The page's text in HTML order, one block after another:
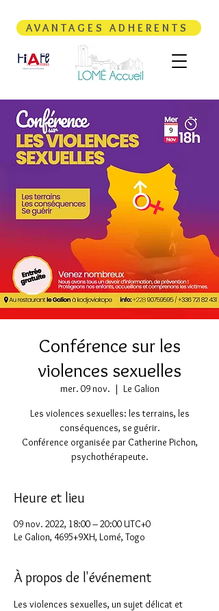
AVANTAGES ADHERENTS
Conférence sur les
violences sexuelles
mer. 09 nov.
  |
Le Galion
Les violences sexuelles: les terrains, les
conséquences, se guérir.
Conférence organisée par Catherine Pichon,
psychothérapeute.
Heure et lieu
09 nov. 2022, 18:00 – 20:00 UTC+0
Le Galion, 4695+9XH, Lomé, Togo
À propos de l'événement
Les violences sexuelles, un sujet délicat et